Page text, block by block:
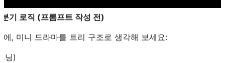
기 로직 (프롬프트 작성 전)
에, 미니 드라마를 트리 구조로 생각해 보세요:
닝)